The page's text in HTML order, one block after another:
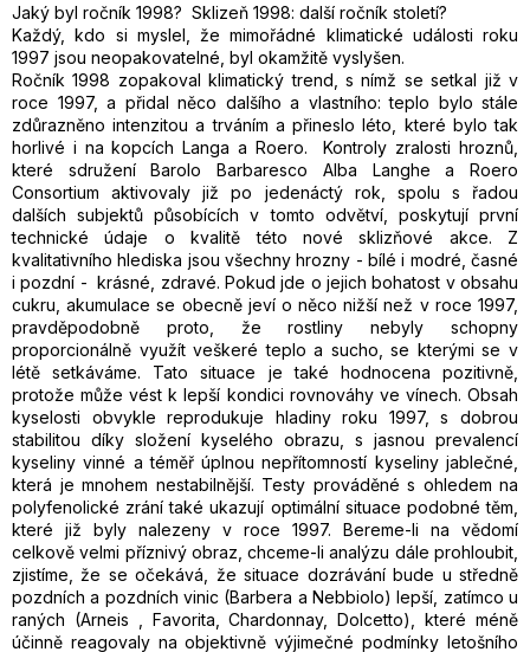
Jaký byl ročník 1998? Sklizeň 1998: další ročník století?
Každý, kdo si myslel, že mimořádné klimatické události roku
1997 jsou neopakovatelné, byl okamžitě vyslyšen.
Ročník 1998 zopakoval klimatický trend, s nímž se setkal již v
roce 1997, a přidal něco dalšího a vlastního: teplo bylo stále
zdůrazněno intenzitou a trváním a přineslo léto, které bylo tak
horlivé i na kopcích Langa a Roero. Kontroly zralosti hroznů,
které sdružení Barolo Barbaresco Alba Langhe a Roero
Consortium aktivovaly již po jedenáctý rok, spolu s řadou
dalších subjektů působících v tomto odvětví, poskytují první
technické údaje o kvalitě této nové sklizňové akce. Z
kvalitativního hlediska jsou všechny hrozny - bílé i modré, časné
i pozdní - krásné, zdravé. Pokud jde o jejich bohatost v obsahu
cukru, akumulace se obecně jeví o něco nižší než v roce 1997,
pravděpodobně proto, že rostliny nebyly schopny
proporcionálně využít veškeré teplo a sucho, se kterými se v
létě setkáváme. Tato situace je také hodnocena pozitivně,
protože může vést k lepší kondici rovnováhy ve vínech. Obsah
kyselosti obvykle reprodukuje hladiny roku 1997, s dobrou
stabilitou díky složení kyselého obrazu, s jasnou prevalencí
kyseliny vinné a téměř úplnou nepřítomností kyseliny jablečné,
která je mnohem nestabilnější. Testy prováděné s ohledem na
polyfenolické zrání také ukazují optimální situace podobné těm,
které již byly nalezeny v roce 1997. Bereme-li na vědomí
celkově velmi příznivý obraz, chceme-li analýzu dále prohloubit,
zjistíme, že se očekává, že situace dozrávání bude u středně
pozdních a pozdních vinic (Barbera a Nebbiolo) lepší, zatímco u
raných (Arneis , Favorita, Chardonnay, Dolcetto), které méně
účinně reagovaly na objektivně výjimečné podmínky letošního